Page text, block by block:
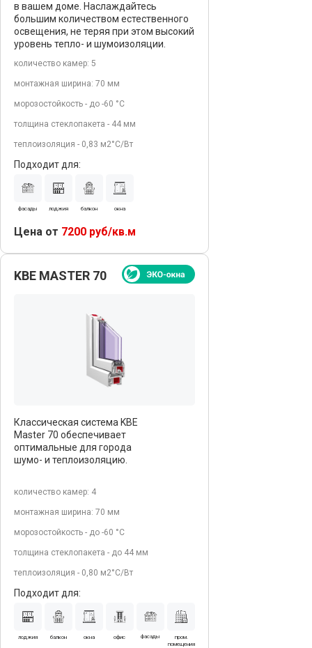
Подходит для:
фасады лоджия балкон окна
Цена от 7200 руб/кв.м
количество камер: 5
толщина стеклопакета - 44 мм
теплоизоляция - 0,83 м2°С/Вт
монтажная ширина: 70 мм
морозостойкость - до -60 °С
в вашем доме. Наслаждайтесь
большим количеством естественного
освещения, не теряя при этом высокий
уровень тепло- и шумоизоляции.
Подходит для:
лоджия балкон окна офис фасады
пром.
помещения
количество камер: 4
толщина стеклопакета - до 44 мм
теплоизоляция - 0,80 м2°С/Вт
монтажная ширина: 70 мм
морозостойкость - до -60 °С
Классическая система KBE
Master 70 обеспечивает
оптимальные для города
шумо- и теплоизоляцию.
KBE MASTER 70